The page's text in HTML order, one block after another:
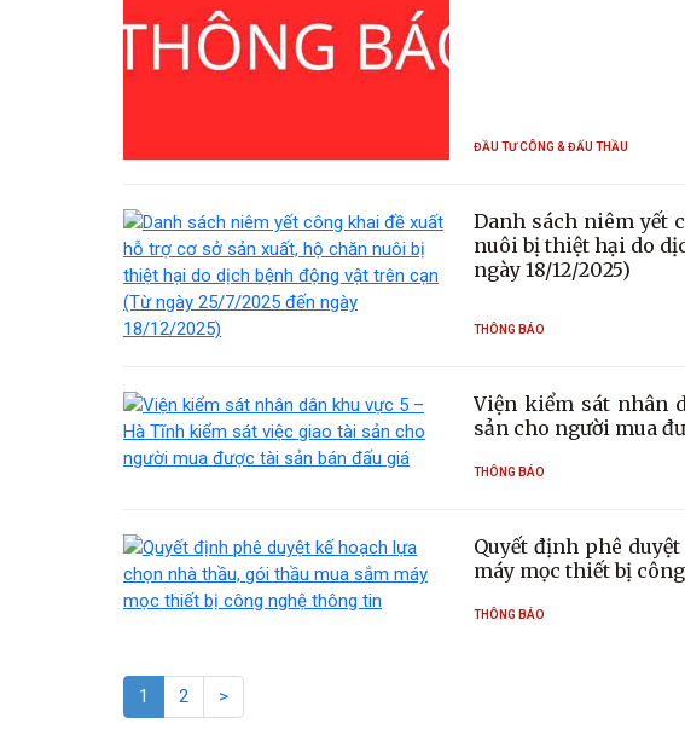
ĐẦU TƯ CÔNG & ĐẤU THẦU
Danh sách niêm yết
nuôi bị thiệt hại do
ngày 18/12/2025)
THÔNG BÁO
Viện kiểm sát nhân
sản cho người mua
THÔNG BÁO
Quyết định phê
máy mọc thiết bị
THÔNG BÁO
1 2 >